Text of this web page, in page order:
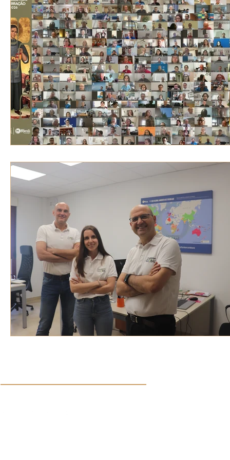
VOZ EXPERTA AÑO JUBILAR MARISTA IV
VOCES GLOBALES noticias